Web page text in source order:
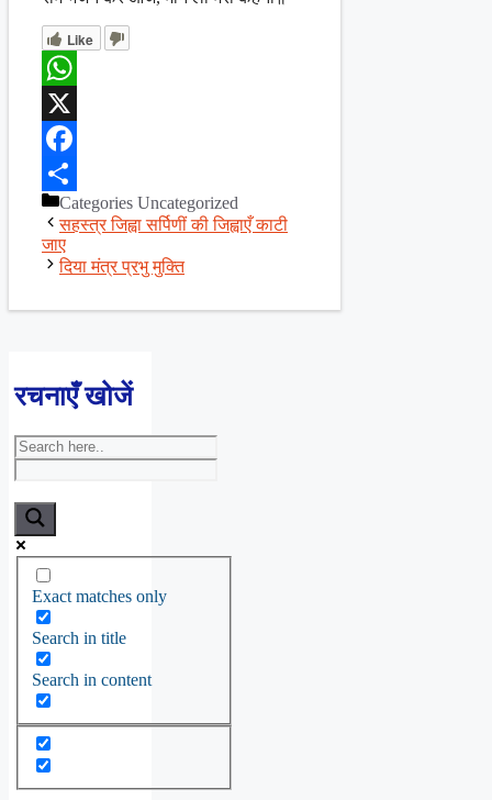
Like
WhatsApp
X
Facebook
ShareCategories Uncategorized
सहस्त्र जिह्वा सर्पिणीं की जिह्वाएँ काटी
जाए
दिया मंत्र प्रभु मुक्ति
रचनाएँ खोजें
Exact matches only
Search in title
Search in content